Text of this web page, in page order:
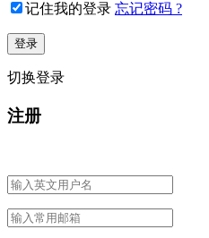
记住我的登录 忘记密码 ?
切换登录
注册